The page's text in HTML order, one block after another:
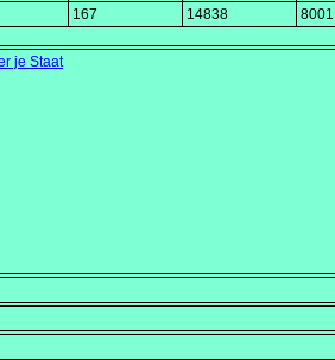
167 14838 8001
je Staat